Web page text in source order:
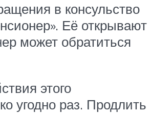
в консульство
Её открывают
может обратиться
этого
угодно раз. Продлить